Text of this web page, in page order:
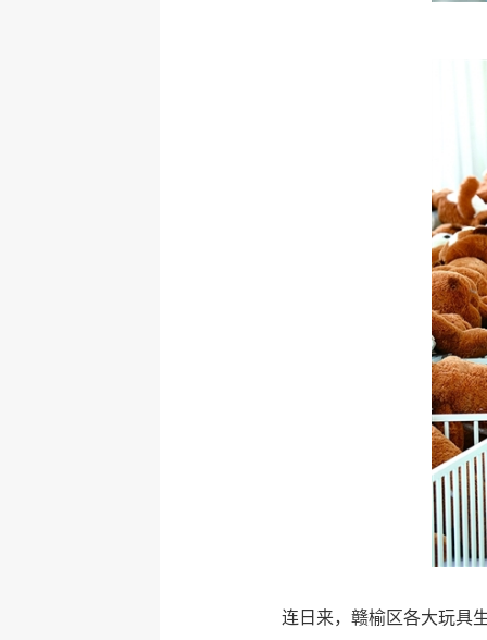
连日来，赣榆区各大玩具